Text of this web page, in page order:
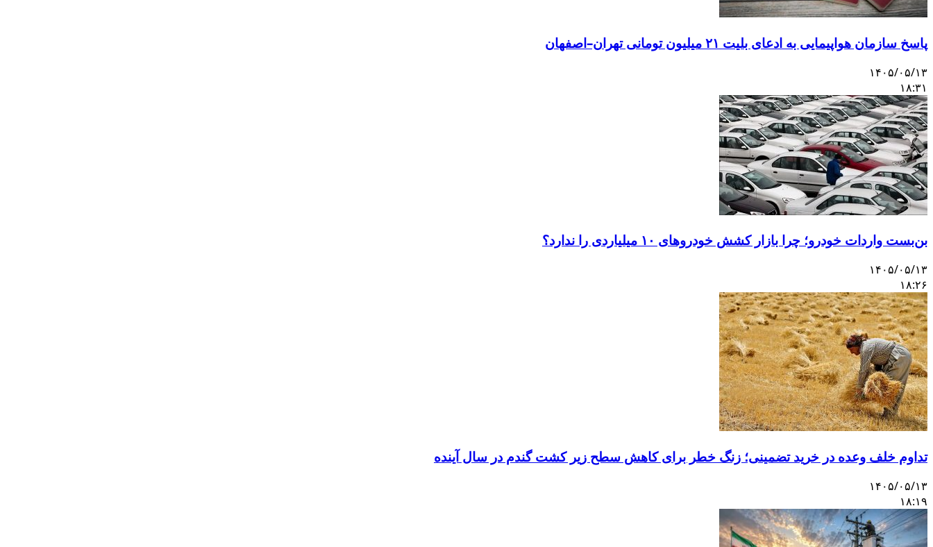
پاسخ سازمان هواپیمایی به ادعای بلیت ۲۱ میلیون تومانی تهران–اصفهان
۱۴۰۵/۰۵/۱۳
۱۸:۳۱
بن‌بست واردات خودرو؛ چرا بازار کشش خودروهای ۱۰ میلیاردی را ندارد؟
۱۴۰۵/۰۵/۱۳
۱۸:۲۶
تداوم خلف وعده در خرید تضمینی؛ زنگ خطر برای کاهش سطح زیر کشت گندم در سال آینده
۱۴۰۵/۰۵/۱۳
۱۸:۱۹